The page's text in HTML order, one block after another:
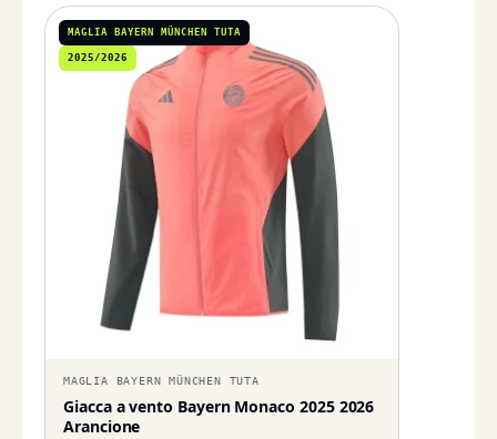
MAGLIA BAYERN MÜNCHEN TUTA
2025/2026
MAGLIA BAYERN MÜNCHEN TUTA
Giacca a vento Bayern Monaco 2025 2026
Arancione